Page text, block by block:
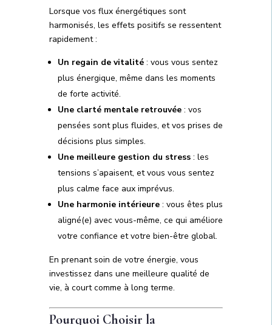
Lorsque vos flux énergétiques sont
harmonisés, les effets positifs se ressentent
rapidement :
Un regain de vitalité: vous vous sentez
plus énergique, même dans les moments
de forte activité.
Une clarté mentale retrouvée: vos
pensées sont plus fluides, et vos prises de
décisions plus simples.
Une meilleure gestion du stress: les
tensions s’apaisent, et vous vous sentez
plus calme face aux imprévus.
Une harmonie intérieure: vous êtes plus
aligné(e) avec vous-même, ce qui améliore
votre confiance et votre bien-être global.
En prenant soin de votre énergie, vous
investissez dans une meilleure qualité de
vie, à court comme à long terme.
Pourquoi Choisir la